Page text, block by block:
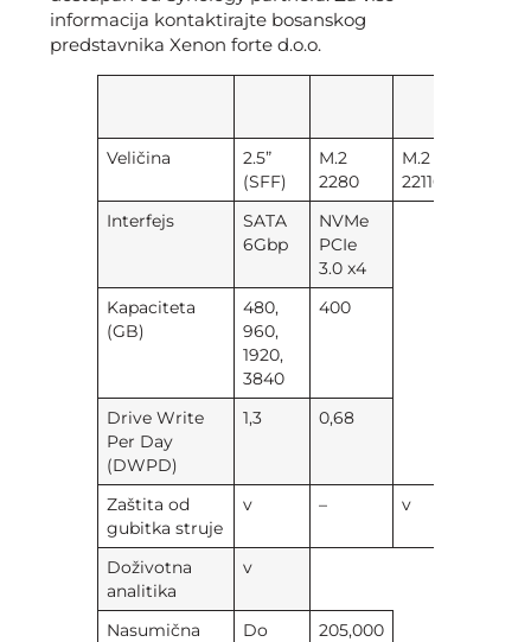
informacija kontaktirajte bosanskog
predstavnika Xenon forte d.o.o.
Veličina
2.5”
(SFF)
M.2
2280
M.2
22110
Interfejs
SATA
6Gbp
NVMe
PCIe
3.0 x4
Kapaciteta
(GB)
480,
960,
1920,
3840
400
Drive Write
Per Day
(DWPD)
1,3 0,68
Zaštita od
gubitka struje
v – v
Doživotna
analitika
v
Nasumična
Do
205,000